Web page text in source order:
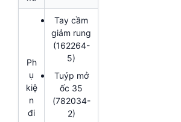
Ph
ụ
kiệ
n
đi
Tay cầm
giảm rung
(162264-
5)
Tuýp mở
ốc 35
(782034-
2)